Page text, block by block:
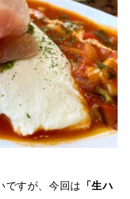
ですが、今回は
「生ハ